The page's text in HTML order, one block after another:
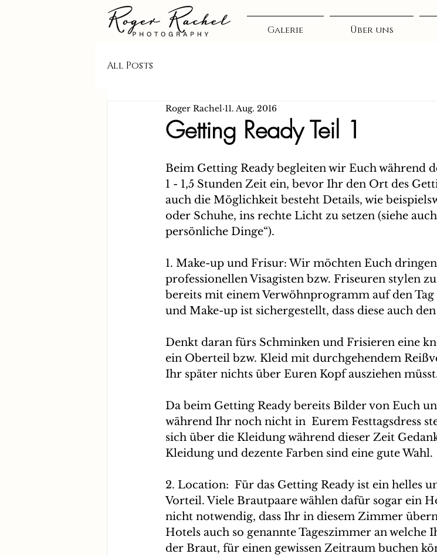
Galerie Über uns
All Posts
Getting Ready Teil 1
Roger Rachel 11. Aug. 2016
Beim Getting Ready begleiten wir Euch während
1 - 1,5 Stunden Zeit ein, bevor Ihr den Ort des
auch die Möglichkeit besteht Details, wie
oder Schuhe, ins rechte Licht zu setzen (siehe
persönliche Dinge“).
1. Make-up und Frisur: Wir möchten Euch
professionellen Visagisten bzw. Friseuren stylen
bereits mit einem Verwöhnprogramm auf den
und Make-up ist sichergestellt, dass diese auch
Denkt daran fürs Schminken und Frisieren eine
ein Oberteil bzw. Kleid mit durchgehendem
Ihr später nichts über Euren Kopf ausziehen
Da beim Getting Ready bereits Bilder von Euch
während Ihr noch nicht in  Eurem Festtagsdress
sich über die Kleidung während dieser Zeit
Kleidung und dezente Farben sind eine gute Wahl.
2. Location:  Für das Getting Ready ist ein helles
Vorteil. Viele Brautpaare wählen dafür sogar ein
nicht notwendig, dass Ihr in diesem Zimmer
Hotels auch so genannte Tageszimmer an welche
der Braut, für einen gewissen Zeitraum buchen